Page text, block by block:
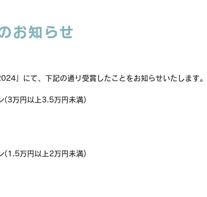
お知らせ
」にて、下記の通り受賞したことをお知らせいたします。
(3万円以上3.5万円未満)
(1.5万円以上2万円未満)